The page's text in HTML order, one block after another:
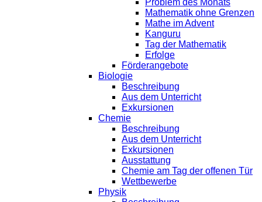
Problem des Monats
Mathematik ohne Grenzen
Mathe im Advent
Kanguru
Tag der Mathematik
Erfolge
Förderangebote
Biologie
Beschreibung
Aus dem Unterricht
Exkursionen
Chemie
Beschreibung
Aus dem Unterricht
Exkursionen
Ausstattung
Chemie am Tag der offenen Tür
Wettbewerbe
Physik